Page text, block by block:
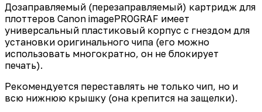
Дозаправляемый (перезаправляемый) картридж для
плоттеров Canon imagePROGRAF имеет
универсальный пластиковый корпус с гнездом для
установки оригинального чипа (его можно
использовать многократно, он не блокирует
печать).
Рекомендуется переставлять не только чип, но и
всю нижнюю крышку (она крепится на защелки).